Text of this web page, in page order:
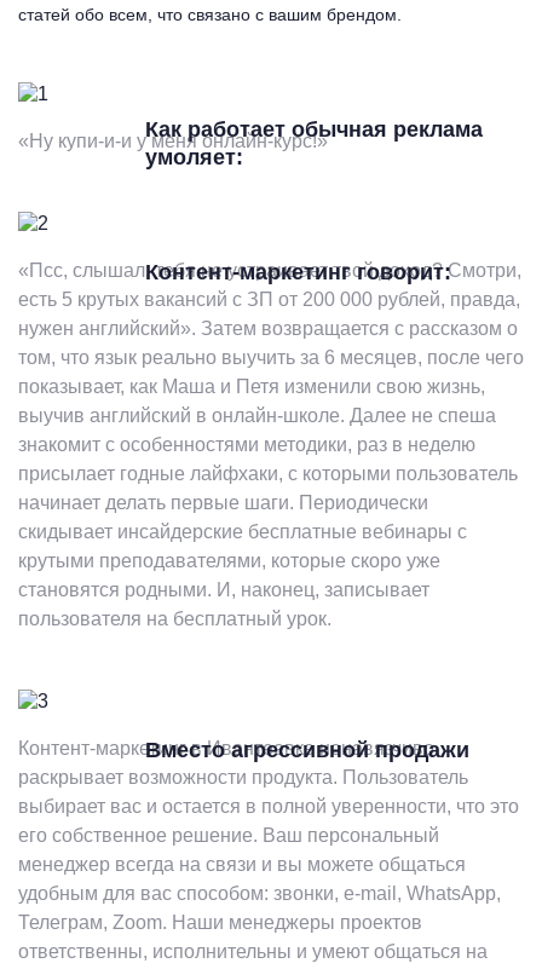
статей обо всем, что связано с вашим брендом.
Как работает обычная реклама
умоляет:
«Ну купи-и-и у меня онлайн-курс!»
Контент-маркетинг говорит:
«Псс, слышал, тебя не устраивает твой доход? Смотри,
есть 5 крутых вакансий с ЗП от 200 000 рублей, правда,
нужен английский». Затем возвращается с рассказом о
том, что язык реально выучить за 6 месяцев, после чего
показывает, как Маша и Петя изменили свою жизнь,
выучив английский в онлайн-школе. Далее не спеша
знакомит с особенностями методики, раз в неделю
присылает годные лайфхаки, с которыми пользователь
начинает делать первые шаги. Периодически
скидывает инсайдерские бесплатные вебинары с
крутыми преподавателями, которые скоро уже
становятся родными. И, наконец, записывает
пользователя на бесплатный урок.
Вместо агрессивной продажи
Контент-маркетинг в Ивантеевке ненавязчиво
раскрывает возможности продукта. Пользователь
выбирает вас и остается в полной уверенности, что это
его собственное решение. Ваш персональный
менеджер всегда на связи и вы можете общаться
удобным для вас способом: звонки, e-mail, WhatsApp,
Телеграм, Zoom. Наши менеджеры проектов
ответственны, исполнительны и умеют общаться на